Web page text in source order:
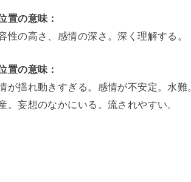
置の意味：
性の高さ、感情の深さ。深く理解する。
置の意味：
が揺れ動きすぎる。感情が不安定。水難。
。妄想のなかにいる。流されやすい。